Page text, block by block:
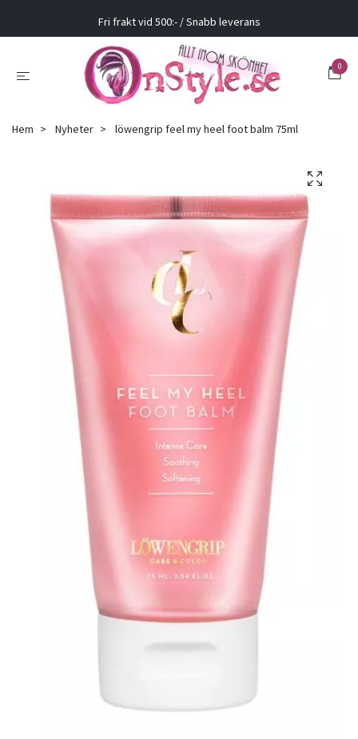
Fri frakt vid 500:- / Snabb leverans
0
Hem Nyheter löwengrip feel my heel foot balm 75ml